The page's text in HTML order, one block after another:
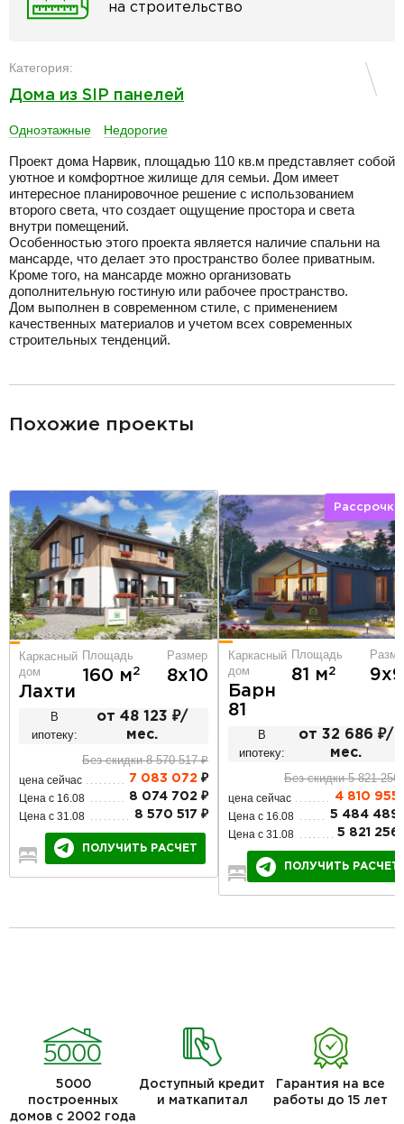
на строительство
Категория:
Дома из SIP панелей
Одноэтажные Недорогие
Проект дома Нарвик, площадью 110 кв.м представляет собой
уютное и комфортное жилище для семьи. Дом имеет
интересное планировочное решение с использованием
второго света, что создает ощущение простора и света
внутри помещений.
Особенностью этого проекта является наличие спальни на
мансарде, что делает это пространство более приватным.
Кроме того, на мансарде можно организовать
дополнительную гостиную или рабочее пространство.
Дом выполнен в современном стиле, с применением
качественных материалов и учетом всех современных
строительных тенденций.
Похожие проекты
Каркасный
дом
Лахти
Площадь
160 м2
Размер
8х10
В
ипотеку:
от 48 123 ₽/
мес.
Без скидки 8 570 517 ₽
цена сейчас 7 083 072 ₽
Цена с 16.08 8 074 702 ₽
Цена с 31.08 8 570 517 ₽
4
ПОЛУЧИТЬ РАСЧЕТ
Рассрочка
Каркасный
дом
Барн
81
Площадь
81 м2 9х9
В
ипотеку:
от 32 686 ₽/
мес.
Без скидки 5 821 256
цена сейчас 4 810 955
Цена с 16.08 5 484 489
Цена с 31.08 5 821 256
2
ПОЛУЧИТЬ РАСЧЕТ
5000
построенных
домов с 2002 года
Доступный кредит
и маткапитал
Гарантия на все
работы до 15 лет